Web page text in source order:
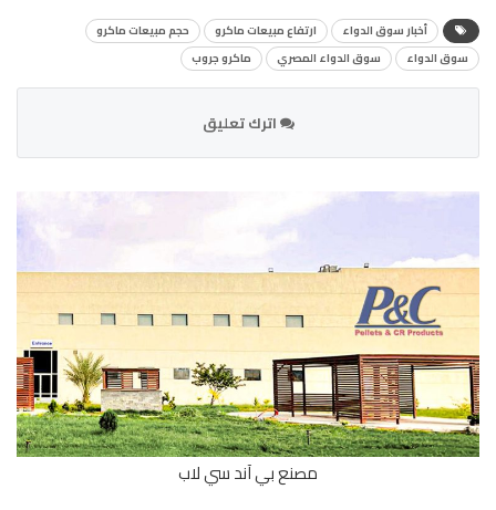
أخبار سوق الدواء ارتفاع مبيعات ماكرو
حجم مبيعات ماكرو
سوق الدواء
سوق الدواء المصري ماكرو جروب
اترك تعليق
مصنع بي آند سي لاب